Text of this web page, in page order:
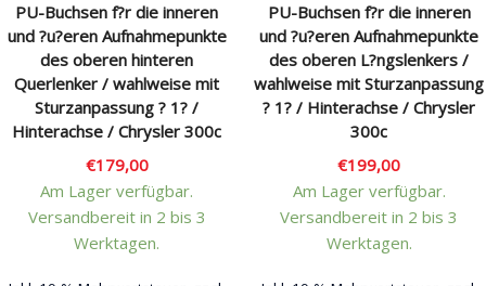
PU-Buchsen f?r die inneren
und ?u?eren Aufnahmepunkte
des oberen hinteren
Querlenker / wahlweise mit
Sturzanpassung ? 1? /
Hinterachse / Chrysler 300c
€179,00
Am Lager verfügbar.
Versandbereit in 2 bis 3
Werktagen.
PU-Buchsen f?r die inneren
und ?u?eren Aufnahmepunkte
des oberen L?ngslenkers /
wahlweise mit Sturzanpassung
? 1? / Hinterachse / Chrysler
300c
€199,00
Am Lager verfügbar.
Versandbereit in 2 bis 3
Werktagen.